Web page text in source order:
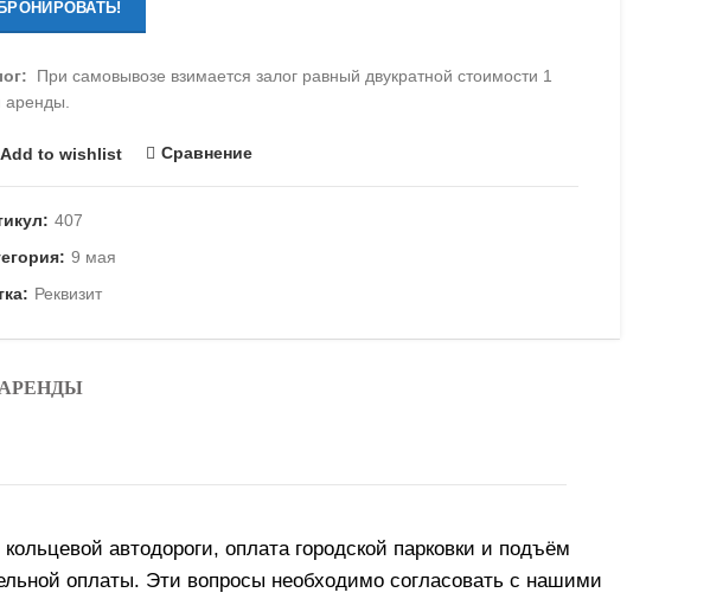
БРОНИРОВАТЬ!
При самовывозе взимается залог равный двукратной стоимости 1
аренды.
Add to wishlist Сравнение
407
9 мая
Реквизит
автодороги, оплата городской парковки и подъём
оплаты. Эти вопросы необходимо согласовать с нашими